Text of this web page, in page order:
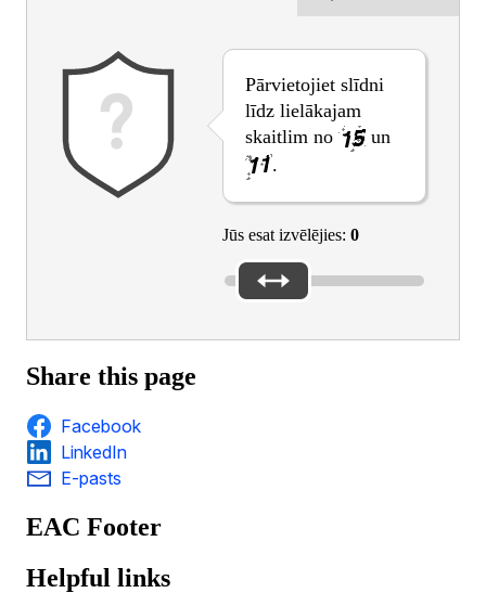
Pārvietojiet slīdni
līdz lielākajam
skaitlim no
un
.
Jūs esat izvēlējies: 0
Share this page
Facebook
LinkedIn
E-pasts
EAC Footer
Helpful links